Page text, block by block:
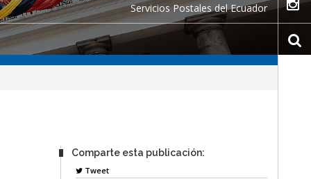
Servicios Postales del Ecuador
Comparte esta publicación:
Tweet